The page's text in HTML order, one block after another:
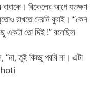
বাবাকে। বিকেলের আগে যতক্ষণ
রাখতে দেয়নি বুবাই। “কেন
একটা তো দিই !” বলেছিল
“না, তুই কিচ্ছু পরবি না। এটা